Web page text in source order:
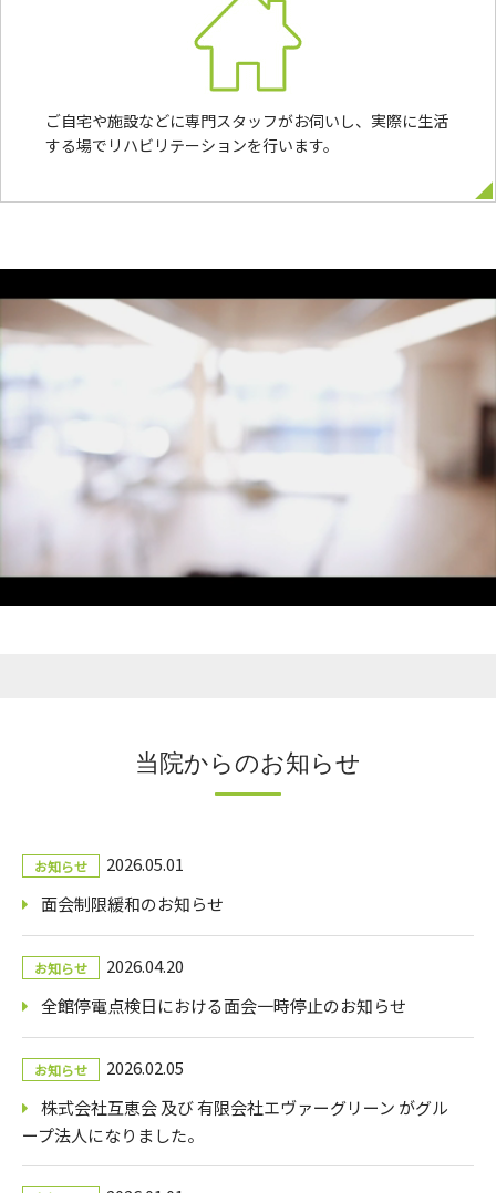
ご自宅や施設などに専門スタッフがお伺いし、実際に生活
する場でリハビリテーションを行います。
当院からのお知らせ
2026.05.01
お知らせ
面会制限緩和のお知らせ
2026.04.20
お知らせ
全館停電点検日における面会一時停止のお知らせ
2026.02.05
お知らせ
株式会社互恵会 及び 有限会社エヴァーグリーン がグル
ープ法人になりました。